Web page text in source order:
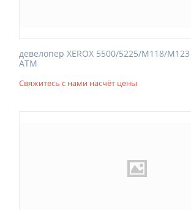
девелопер XEROX 5500/5225/M118/
ATM
Свяжитесь с нами насчёт цены